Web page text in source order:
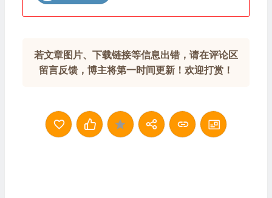
若文章图片、下载链接等信息出错，请在评论区
留言反馈，博主将第一时间更新！欢迎打赏！